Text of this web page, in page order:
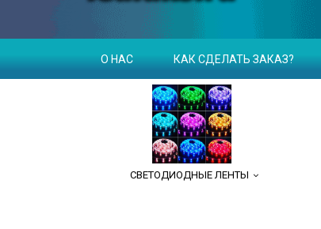
О НАС КАК СДЕЛАТЬ ЗАКАЗ?
СВЕТОДИОДНЫЕ ЛЕНТЫ